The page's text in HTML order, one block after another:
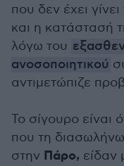
που δεν έχει
και η κατάστασή
λόγω του
ανοσοποιητικού
αντιμετώπιζε
Το σίγουρο είναι
που τη
στην Πάρο, είδαν